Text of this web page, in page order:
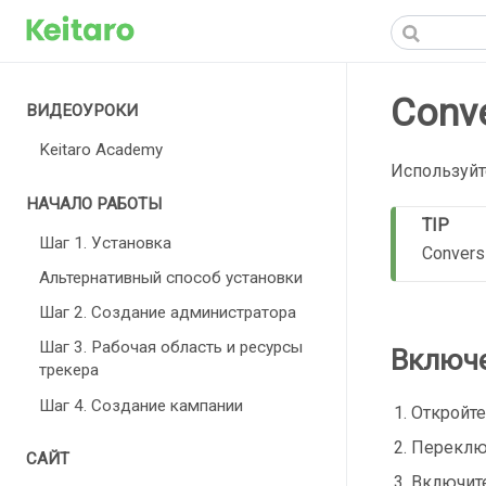
ВИДЕОУРОКИ
Keitaro Academy
НАЧАЛО РАБОТЫ
Шаг 1. Установка
Альтернативный способ установки
Шаг 2. Создание администратора
Шаг 3. Рабочая область и ресурсы
трекера
Шаг 4. Создание кампании
САЙТ
TIP